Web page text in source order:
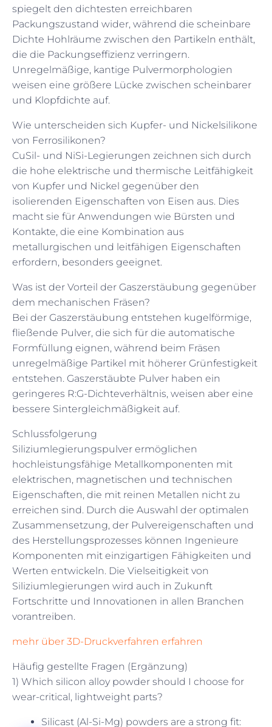
spiegelt den dichtesten erreichbaren
Packungszustand wider, während die scheinbare
Dichte Hohlräume zwischen den Partikeln enthält,
die die Packungseffizienz verringern.
Unregelmäßige, kantige Pulvermorphologien
weisen eine größere Lücke zwischen scheinbarer
und Klopfdichte auf.
Wie unterscheiden sich Kupfer- und Nickelsilikone
von Ferrosilikonen?
CuSil- und NiSi-Legierungen zeichnen sich durch
die hohe elektrische und thermische Leitfähigkeit
von Kupfer und Nickel gegenüber den
isolierenden Eigenschaften von Eisen aus. Dies
macht sie für Anwendungen wie Bürsten und
Kontakte, die eine Kombination aus
metallurgischen und leitfähigen Eigenschaften
erfordern, besonders geeignet.
Was ist der Vorteil der Gaszerstäubung gegenüber
dem mechanischen Fräsen?
Bei der Gaszerstäubung entstehen kugelförmige,
fließende Pulver, die sich für die automatische
Formfüllung eignen, während beim Fräsen
unregelmäßige Partikel mit höherer Grünfestigkeit
entstehen. Gaszerstäubte Pulver haben ein
geringeres R:G-Dichteverhältnis, weisen aber eine
bessere Sintergleichmäßigkeit auf.
Schlussfolgerung
Siliziumlegierungspulver ermöglichen
hochleistungsfähige Metallkomponenten mit
elektrischen, magnetischen und technischen
Eigenschaften, die mit reinen Metallen nicht zu
erreichen sind. Durch die Auswahl der optimalen
Zusammensetzung, der Pulvereigenschaften und
des Herstellungsprozesses können Ingenieure
Komponenten mit einzigartigen Fähigkeiten und
Werten entwickeln. Die Vielseitigkeit von
Siliziumlegierungen wird auch in Zukunft
Fortschritte und Innovationen in allen Branchen
vorantreiben.
mehr über 3D-Druckverfahren erfahren
Häufig gestellte Fragen (Ergänzung)
1) Which silicon alloy powder should I choose for
wear-critical, lightweight parts?
Silicast (Al-Si-Mg) powders are a strong fit: